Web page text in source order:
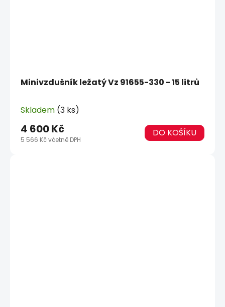
Minivzdušník ležatý Vz 91655-330 - 15 litrů
Skladem (3 ks)
5 566 Kč včetně DPH
4 600 Kč DO KOŠÍKU